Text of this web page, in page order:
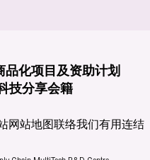
品化项目及资助计划
技分享会籍
网站地图联络我们有用连结